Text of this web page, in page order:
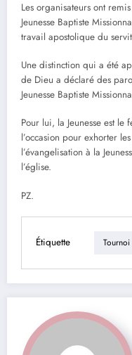
Les organisateurs ont
Jeunesse Baptiste
travail apostolique du
Une distinction qui a été
de Dieu a déclaré des
Jeunesse Baptiste
Pour lui, la Jeunesse est
l’occasion pour exhorter
l’évangelisation à la
l’église.
PZ.
Étiquette